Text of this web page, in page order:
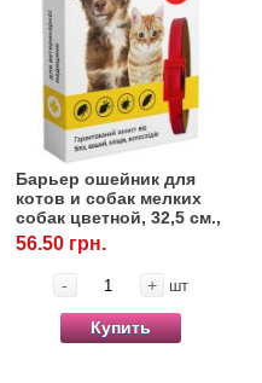
Барьер ошейник для
котов и собак мелких
собак цветной, 32,5 см.,
Продукт
56.50 грн.
- + шт
Купить